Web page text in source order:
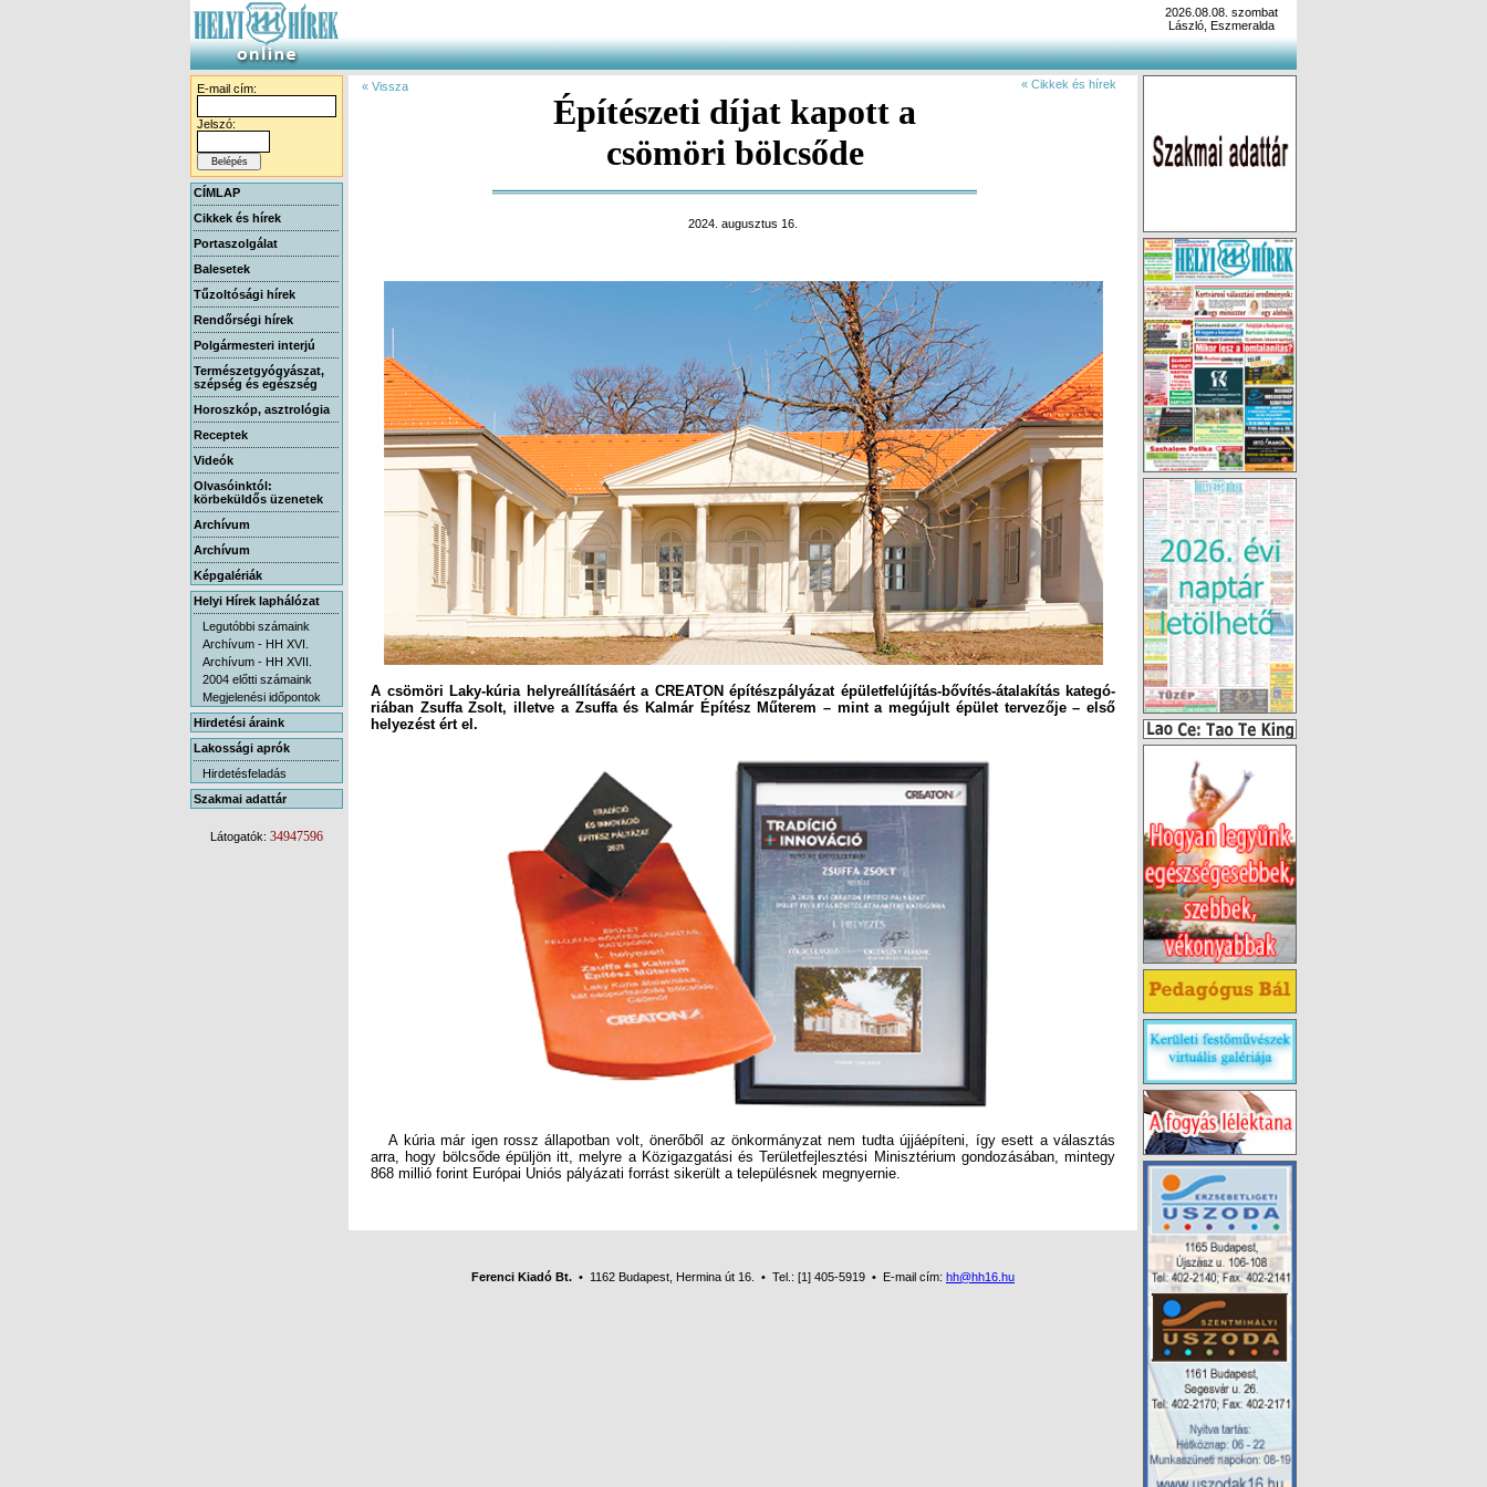
2026.08.08. szombat
László, Eszmeralda
E-mail cím:
Jelszó:
CÍMLAP
Cikkek és hírek
Portaszolgálat
Balesetek
Tűzoltósági hírek
Rendőrségi hírek
Polgármesteri interjú
Természetgyógyászat,
szépség és egészség
Horoszkóp, asztrológia
Receptek
Videók
Olvasóinktól:
körbeküldős üzenetek
Archívum
Archívum
Képgalériák
Helyi Hírek laphálózat
Legutóbbi számaink
Archívum - HH XVI.
Archívum - HH XVII.
2004 előtti számaink
Megjelenési időpontok
Hirdetési áraink
Lakossági aprók
Hirdetésfeladás
Szakmai adattár
Látogatók: 34947596
« Vissza
Építészeti díjat kapott a
csömöri bölcsőde
« Cikkek és hírek
2024. augusztus 16.
A csömöri Laky-kúria helyreállításáért a CREATON építészpályázat épületfelújítás-bővítés-átalakítás ka­te­gó­
riában Zsuffa Zsolt, illetve a Zsuffa és Kalmár Építész Műterem – mint a megújult épület tervezője – első
helyezést ért el.
A kúria már igen rossz állapotban volt, önerőből az önkormányzat nem tudta újjáépíteni, így esett a választás
arra, hogy bölcsőde épüljön itt, melyre a Közigazgatási és Területfejlesztési Minisztérium gondozásában, mintegy
868 millió forint Európai Uniós pályázati forrást sikerült a településnek megnyernie.
Ferenci Kiadó Bt. • 1162 Budapest, Hermina út 16. • Tel.: [1] 405-5919 • E-mail cím: hh@hh16.hu